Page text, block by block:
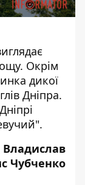
. Окрім
дикої
Дніпра.
Владислав
Чубченко